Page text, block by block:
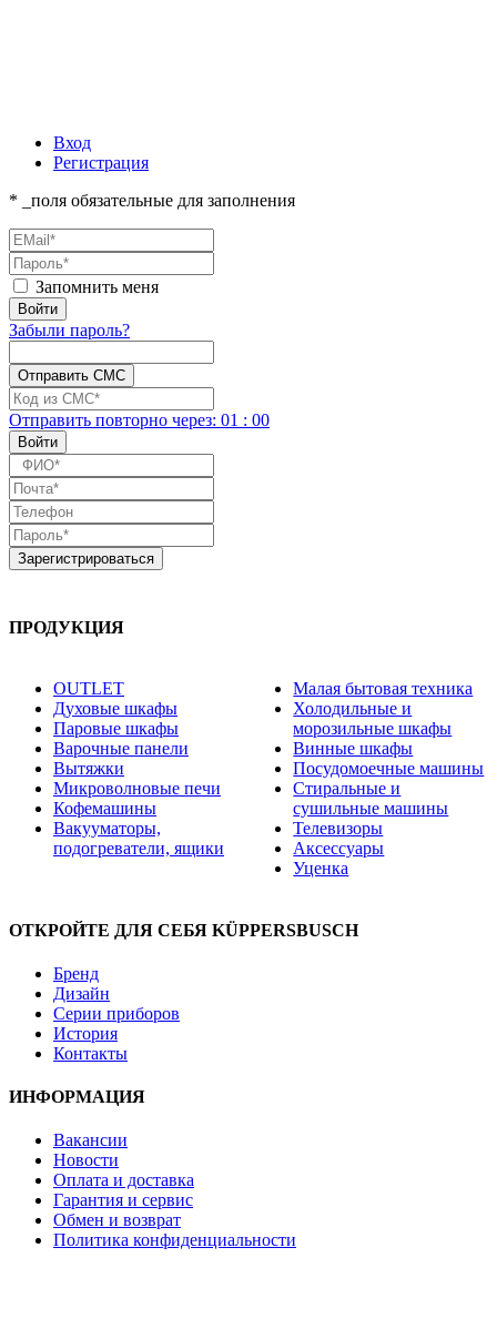
Вход
Регистрация
* _поля обязательные для заполнения
Запомнить меня
Забыли пароль?
Отправить повторно через: 01 : 00
ПРОДУКЦИЯ
OUTLET
Духовые шкафы
Паровые шкафы
Варочные панели
Вытяжки
Микроволновые печи
Кофемашины
Вакууматоры,
подогреватели, ящики
Малая бытовая техника
Холодильные и
морозильные шкафы
Винные шкафы
Посудомоечные машины
Стиральные и
сушильные машины
Телевизоры
Аксессуары
Уценка
ОТКРОЙТЕ ДЛЯ СЕБЯ KÜPPERSBUSCH
Бренд
Дизайн
Серии приборов
История
Контакты
ИНФОРМАЦИЯ
Вакансии
Новости
Оплата и доставка
Гарантия и сервис
Обмен и возврат
Политика конфиденциальности